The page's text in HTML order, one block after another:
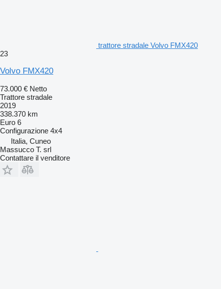
trattore stradale Volvo FMX420
23
Volvo FMX420
73.000 € Netto
Trattore stradale
2019
338.370 km
Euro 6
Configurazione 4x4
Italia, Cuneo
Massucco T. srl
Contattare il venditore